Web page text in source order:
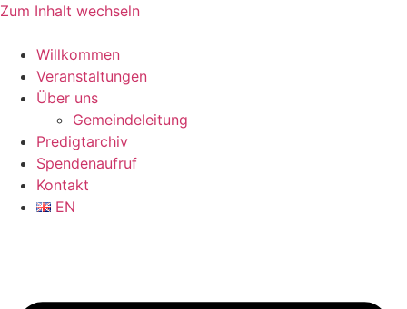
Zum Inhalt wechseln
Willkommen
Veranstaltungen
Über uns
Gemeindeleitung
Predigtarchiv
Spendenaufruf
Kontakt
EN